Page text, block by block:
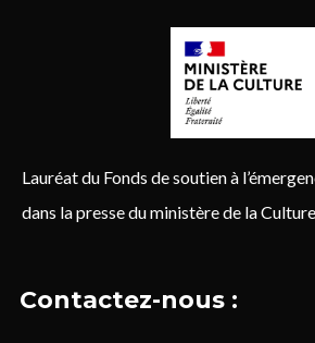
Lauréat du Fonds de soutien à
dans la presse du ministère de la Culture
Contactez-nous :